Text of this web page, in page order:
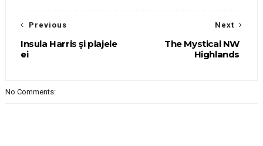
Next
The Mystical NW
Highlands
Previous
Insula Harris şi plajele
ei
No Comments: